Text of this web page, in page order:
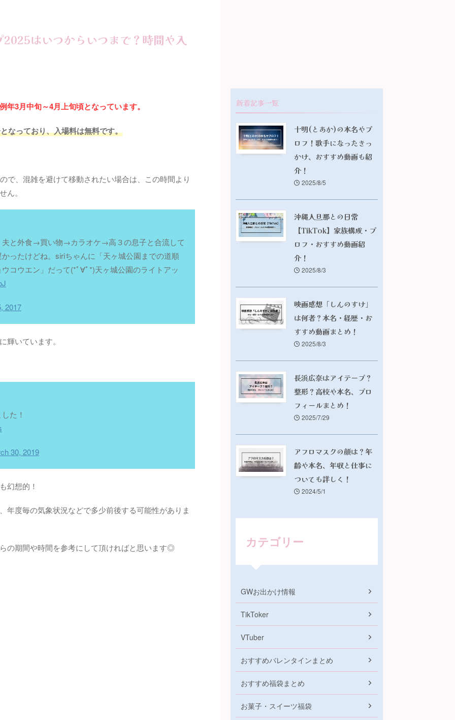
はいつからいつまで？時間や入
3月中旬～4月上旬頃となっています。
なっており、入場料は無料です。
で、混雑を避けて移動されたい場合は、この時間より
ん。
夫と外食→買い物→カラオケ→高３の息子と合流して
ったけどね。siriちゃんに「天ヶ城公園までの道順
コウエン」だって(*ﾟ∀ﾟ*)天ヶ城公園のライトアッ
2017
輝いています。
た！
30, 2019
幻想的！
年度毎の気象状況などで多少前後する可能性がありま
の期間や時間を参考にして頂ければと思います◎
新着記事一覧
十明(とあか)の本名やプ
ロフ！歌手になったきっ
かけ、おすすめ動画も紹
介！
2025/8/5
沖縄人旦那との日常
【TikTok】家族構成・プ
ロフ・おすすめ動画紹
介！
2025/8/3
映画感想「しんのすけ」
は何者？本名・経歴・お
すすめ動画まとめ！
2025/8/3
長浜広奈はアイテープ？
整形？高校や本名、プロ
フィールまとめ！
2025/7/29
アフロマスクの顔は？年
齢や本名、年収と仕事に
ついても詳しく！
2024/5/1
カテゴリー
GWお出かけ情報
TikToker
VTuber
おすすめバレンタインまとめ
おすすめ福袋まとめ
お菓子・スイーツ福袋